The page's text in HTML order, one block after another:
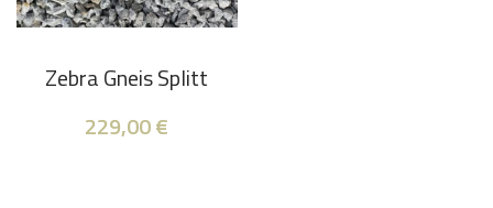
Zebra Gneis Splitt
229,00€